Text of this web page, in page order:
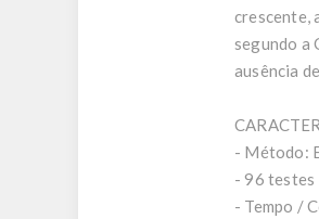
crescente,
segundo a
ausência
- Método:
- 96 testes
- Tempo /